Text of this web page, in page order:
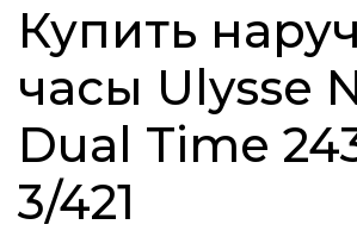
Купить
часы Ulysse
Dual Time
3/421